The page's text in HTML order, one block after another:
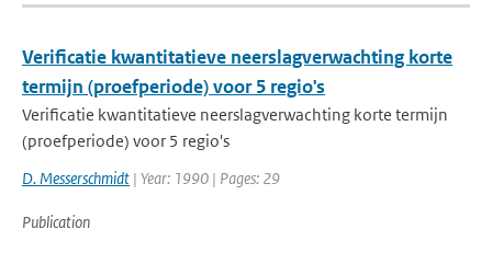
Verificatie kwantitatieve neerslagverwachting korte
termijn (proefperiode) voor 5 regio's
Verificatie kwantitatieve neerslagverwachting korte termijn
(proefperiode) voor 5 regio's
D. Messerschmidt | Year: 1990 | Pages: 29
Publication